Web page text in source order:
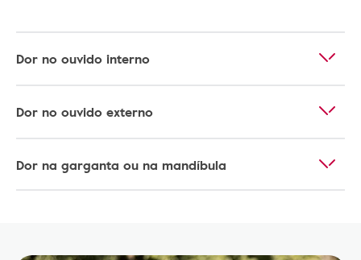
Dor no ouvido interno
Dor no ouvido externo
Dor na garganta ou na mandíbula